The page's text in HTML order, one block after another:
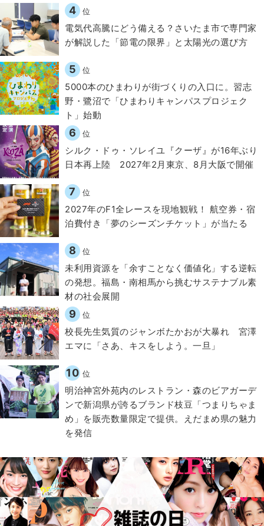
4 位
電気代高騰にどう備える？さいたま市で専門家
が解説した「節電の限界」と太陽光の選び方
5 位
5000本のひまわりが街づくりの入口に。習志
野・鷺沼で「ひまわりキャンパスプロジェク
ト」始動
6 位
シルク・ドゥ・ソレイユ『クーザ』が16年ぶり
日本再上陸 2027年2月東京、8月大阪で開催
7 位
2027年のF1全レースを現地観戦！ 航空券・宿
泊費付き「夢のシーズンチケット」が当たる
8 位
​​未利用資源を「余すことなく価値化」する逆転
の発想。福島・南相馬から挑むサステナブル素
材の社会展開​
9 位
校長先生気質のジャンボたかおが大暴れ 宮澤
エマに「さあ、キスをしよう。一旦」
10 位
明治神宮外苑内のレストラン・森のビアガーデ
ンで新潟県が誇るブランド枝豆「つまりちゃま
め」を販売数量限定で提供。えだまめ県の魅力
を発信